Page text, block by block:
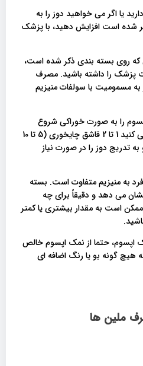
یا اگر می خواهید دوز را به
شده است افزایش دهید، با پزشک
روی بسته بندی ذکر شده است،
پزشک را داشته باشید. مصرف
مسمومیت با سولفات منیزیم
را به صورت خوراکی شروع
کنید، به آرامی شروع کنید. سعی کنید 1 تا 2 قاشق چایخوری (5 تا 10
تدریج دوز را در صورت نیاز
فرد به منیزیم متفاوت است. بسته
می دهد و دقیقاً برای چه
است به مقدار بیشتری یا کمتر
اپسوم، حتما از نمک اپسوم خالص
هیچ گونه بو یا رنگ اضافه ای
ملین ها